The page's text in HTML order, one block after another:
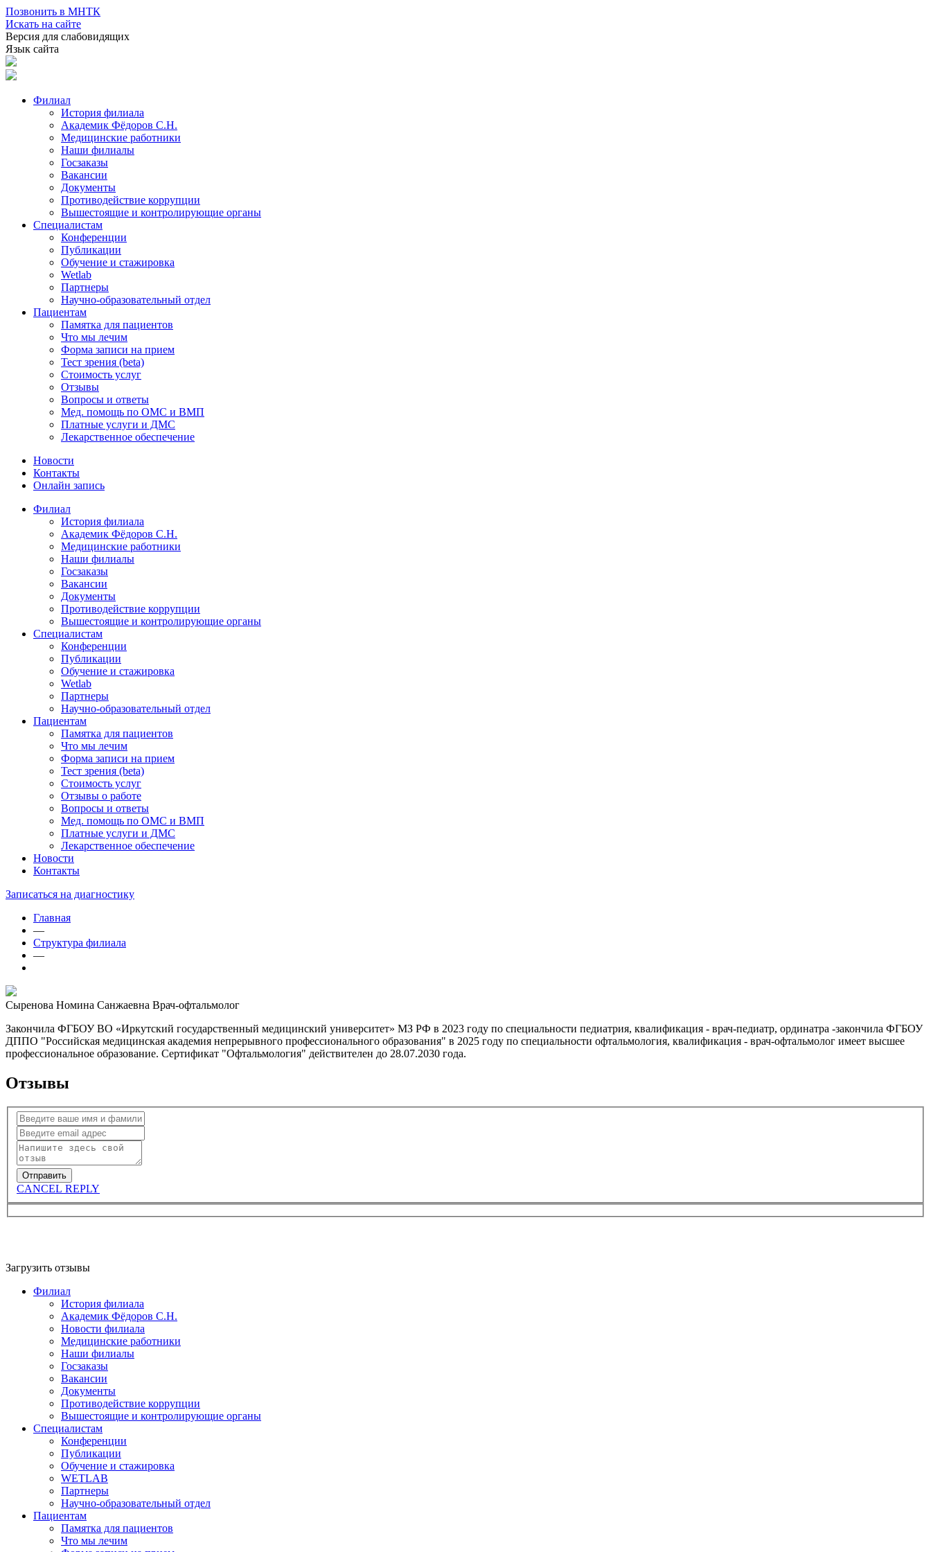
Позвонить в МНТК
Искать на сайте
Версия для слабовидящих
Язык сайта
Филиал
История филиала
Академик Фёдоров С.Н.
Медицинские работники
Наши филиалы
Госзаказы
Вакансии
Документы
Противодействие коррупции
Вышестоящие и контролирующие органы
Специалистам
Конференции
Публикации
Обучение и стажировка
Wetlab
Партнеры
Научно-образовательный отдел
Пациентам
Памятка для пациентов
Что мы лечим
Форма записи на прием
Тест зрения (beta)
Стоимость услуг
Отзывы
Вопросы и ответы
Мед. помощь по ОМС и ВМП
Платные услуги и ДМС
Лекарственное обеспечение
Новости
Контакты
Онлайн запись
Филиал
История филиала
Академик Фёдоров С.Н.
Медицинские работники
Наши филиалы
Госзаказы
Вакансии
Документы
Противодействие коррупции
Вышестоящие и контролирующие органы
Специалистам
Конференции
Публикации
Обучение и стажировка
Wetlab
Партнеры
Научно-образовательный отдел
Пациентам
Памятка для пациентов
Что мы лечим
Форма записи на прием
Тест зрения (beta)
Стоимость услуг
Отзывы о работе
Вопросы и ответы
Мед. помощь по ОМС и ВМП
Платные услуги и ДМС
Лекарственное обеспечение
Новости
Контакты
Записаться на диагностику
Главная
—
Структура филиала
—
Сыренова Номина Санжаевна Врач-офтальмолог
Закончила ФГБОУ ВО «Иркутский государственный медицинский университет» МЗ РФ в 2023 году по специальности педиатрия, квалификация - врач-педиатр, ординатра -закончила ФГБОУ
ДППО "Российская медицинская академия непрерывного профессионального образования" в 2025 году по специальности офтальмология, квалификация - врач-офтальмолог имеет высшее
профессиональное образование. Сертификат "Офтальмология" действителен до 28.07.2030 года.
Отзывы
CANCEL REPLY
Загрузить отзывы
Филиал
История филиала
Академик Фёдоров С.Н.
Новости филиала
Медицинские работники
Наши филиалы
Госзаказы
Вакансии
Документы
Противодействие коррупции
Вышестоящие и контролирующие органы
Специалистам
Конференции
Публикации
Обучение и стажировка
WETLAB
Партнеры
Научно-образовательный отдел
Пациентам
Памятка для пациентов
Что мы лечим